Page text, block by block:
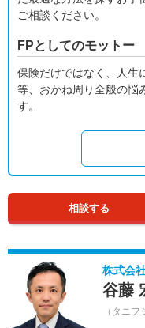
ご相談ください。
FPとしてのモットー
保険だけではなく、人生
等、おかね周り全般の悩
す。
相談する
株式会
谷藤
（タニフ